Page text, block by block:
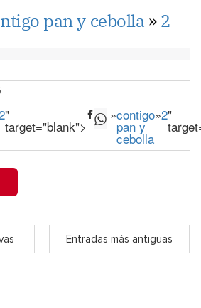
pan y cebolla »2
"
target="blank">
»contigo
pan y
cebolla
»2"
Entradas más antiguas